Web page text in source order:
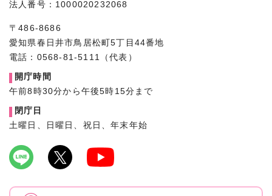
法人番号：1000020232068
〒486-8686
愛知県春日井市鳥居松町5丁目44番地
電話：0568-81-5111（代表）
開庁時間
午前8時30分から午後5時15分まで
閉庁日
土曜日、日曜日、祝日、年末年始